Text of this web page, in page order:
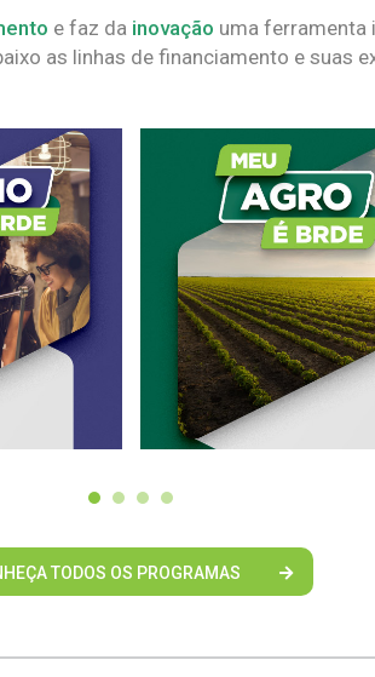
e faz da inovação uma ferramenta
as linhas de financiamento e suas
TODOS OS PROGRAMAS